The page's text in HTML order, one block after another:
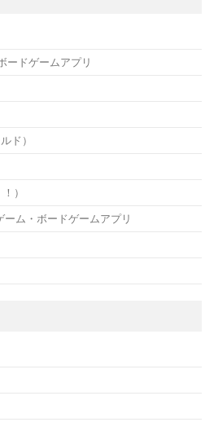
ードゲームアプリ
ド）
）
ム・ボードゲームアプリ